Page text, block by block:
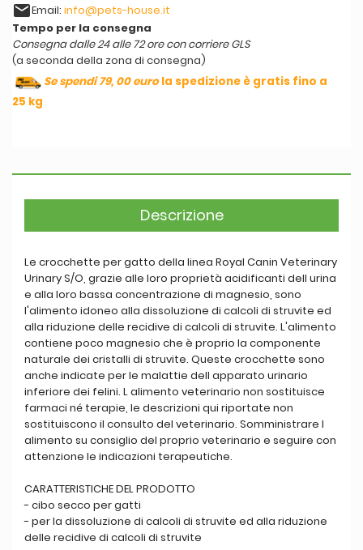
emailEmail: info@pets-house.it
Tempo per la consegna
Consegna dalle 24 alle 72 ore con corriere GLS
(a seconda della zona di consegna)
Se spendi 79, 00 eurola spedizione è gratis fino a
25 kg
Descrizione
Le crocchette per gatto della linea Royal Canin Veterinary
Urinary S/O, grazie alle loro proprietà acidificanti dell urina
e alla loro bassa concentrazione di magnesio, sono
l'alimento idoneo alla dissoluzione di calcoli di struvite ed
alla riduzione delle recidive di calcoli di struvite. L'alimento
contiene poco magnesio che è proprio la componente
naturale dei cristalli di struvite. Queste crocchette sono
anche indicate per le malattie dell apparato urinario
inferiore dei felini. L alimento veterinario non sostituisce
farmaci né terapie, le descrizioni qui riportate non
sostituiscono il consulto del veterinario. Somministrare l
alimento su consiglio del proprio veterinario e seguire con
attenzione le indicazioni terapeutiche.
CARATTERISTICHE DEL PRODOTTO
- cibo secco per gatti
- per la dissoluzione di calcoli di struvite ed alla riduzione
delle recidive di calcoli di struvite